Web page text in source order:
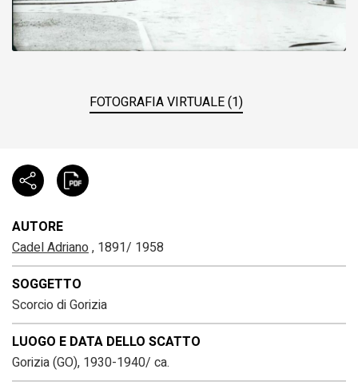
FOTOGRAFIA VIRTUALE (1)
AUTORE
Cadel Adriano, 1891/ 1958
SOGGETTO
Scorcio di Gorizia
LUOGO E DATA DELLO SCATTO
Gorizia (GO), 1930-1940/ ca.